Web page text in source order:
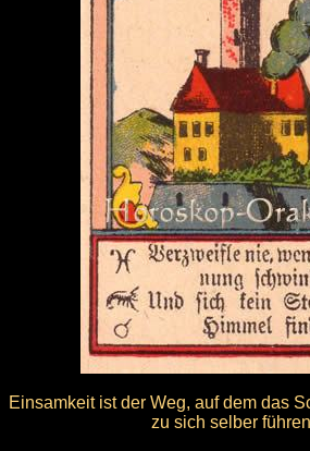
Einsamkeit ist der Weg, auf dem das
zu sich selber